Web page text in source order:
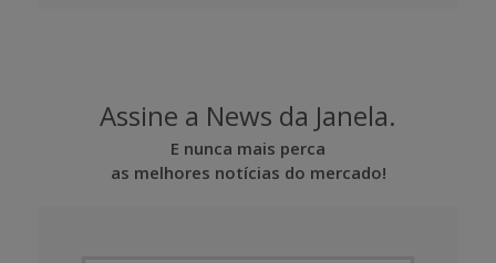
Assine a News da Janela.
E nunca mais perca
as melhores notícias do mercado!